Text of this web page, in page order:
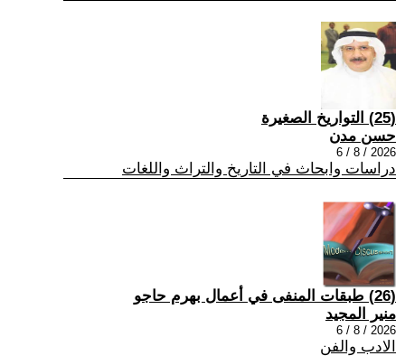
(25) التواريخ الصغيرة
حسن مدن
2026 / 8 / 6
دراسات وابحاث في التاريخ والتراث واللغات
(26) طبقات المنفى في أعمال بهرم حاجو
منير المجيد
2026 / 8 / 6
الادب والفن